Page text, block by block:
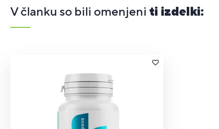
V članku so bili omenjeni ti izdelki: